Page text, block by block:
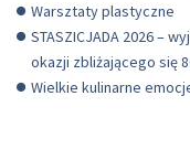
Warsztaty plastyczne
STASZICJADA 2026 –
okazji zbliżającego się
Wielkie kulinarne